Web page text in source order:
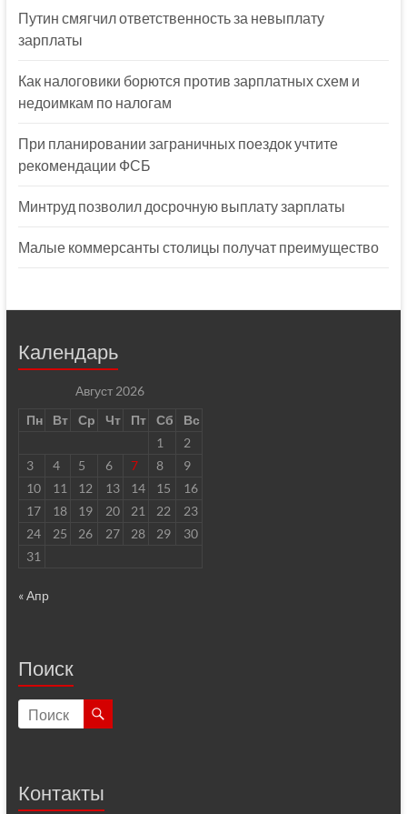
Путин смягчил ответственность за невыплату
зарплаты
Как налоговики борются против зарплатных схем и
недоимкам по налогам
При планировании заграничных поездок учтите
рекомендации ФСБ
Минтруд позволил досрочную выплату зарплаты
Малые коммерсанты столицы получат преимущество
Календарь
Август 2026
Пн
Вт Ср Чт Пт Сб
Вс
1
2
3
4 5 6 7 8
9
10
11 12 13 14 15
16
17
18 19 20 21 22
23
24
25 26 27 28 29
30
31
« Апр
Поиск
Контакты